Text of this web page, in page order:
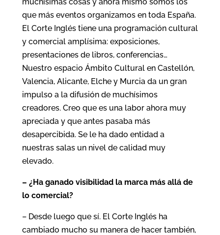
que más eventos organizamos en toda España.
El Corte Inglés tiene una programación cultural
y comercial amplísima: exposiciones,
presentaciones de libros, conferencias…
Nuestro espacio Ámbito Cultural en Castellón,
Valencia, Alicante, Elche y Murcia da un gran
impulso a la difusión de muchísimos
creadores. Creo que es una labor ahora muy
apreciada y que antes pasaba más
desapercibida. Se le ha dado entidad a
nuestras salas un nivel de calidad muy
elevado.
– ¿Ha ganado visibilidad la marca más allá de
lo comercial?
– Desde luego que sí. El Corte Inglés ha
cambiado mucho su manera de hacer también,